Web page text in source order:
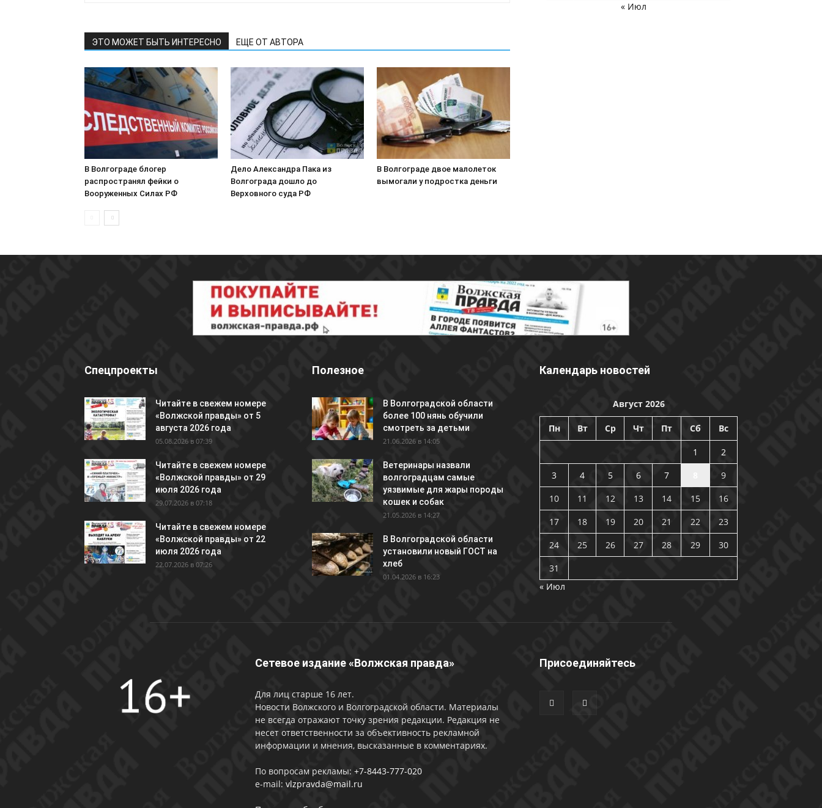
ЭТО МОЖЕТ БЫТЬ ИНТЕРЕСНО ЕЩЕ ОТ АВТОРА
В Волгограде блогер
распространял фейки о
Вооруженных Силах РФ
Дело Александра Пака из
Волгограда дошло до
Верховного суда РФ
В Волгограде двое малолеток
вымогали у подростка деньги
« Июл
Спецпроекты
Читайте в свежем номере
«Волжской правды» от 5
августа 2026 года
05.08.2026 в 07:39
Читайте в свежем номере
«Волжской правды» от 29
июля 2026 года
29.07.2026 в 07:18
Читайте в свежем номере
«Волжской правды» от 22
июля 2026 года
22.07.2026 в 07:26
Полезное
В Волгоградской области
более 100 нянь обучили
смотреть за детьми
21.06.2026 в 14:05
Ветеринары назвали
волгоградцам самые
уязвимые для жары породы
кошек и собак
21.05.2026 в 14:27
В Волгоградской области
установили новый ГОСТ на
хлеб
01.04.2026 в 16:23
Календарь новостей
Август 2026
Пн Вт Ср Чт Пт Сб Вс
1
2
3
4 5 6 7
9
10
11 12 13 14 15
16
17
18 19 20 21 22
23
24
25 26 27 28 29
30
31
« Июл
Сетевое издание «Волжская правда»
Для лиц старше 16 лет.
Новости Волжского и Волгоградской области. Материалы
не всегда отражают точку зрения редакции. Редакция не
несет ответственности за объективность рекламной
информации и мнения, высказанные в комментариях.
По вопросам рекламы: +7-8443-777-020
e-mail: vlzpravda@mail.ru
Присоединяйтесь